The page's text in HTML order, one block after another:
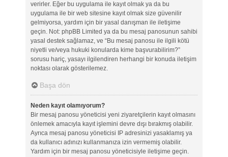
verirler. Eğer bu uygulama ile kayıt olmak ya da bu
uygulama ile bir web sitesine kayıt olmak size güvenilir
gelmiyorsa, yardım için bir yasal danışman ile iletişime
geçin. Not: phpBB Limited ya da bu mesaj panosunun sahibi
yasal destek sağlamaz, ve “Bu mesaj panosu ile ilgili kötü
niyetli ve/veya hukuki konularda kime başvurabilirim?”
sorusu hariç, yasayı ilgilendiren herhangi bir konuda iletişim
noktası olarak gösterilemez.
Başa dön
Neden kayıt olamıyorum?
Bir mesaj panosu yöneticisi yeni ziyaretçilerin kayıt olmasını
önlemek amacıyla kayıt işlemini devre dışı bırakmış olabilir.
Ayrıca mesaj panosu yöneticisi IP adresinizi yasaklamış ya
da kullanıcı adınızı kullanmanıza izin vermemiş olabilir.
Yardım için bir mesaj panosu yöneticisiyle iletişime geçin.